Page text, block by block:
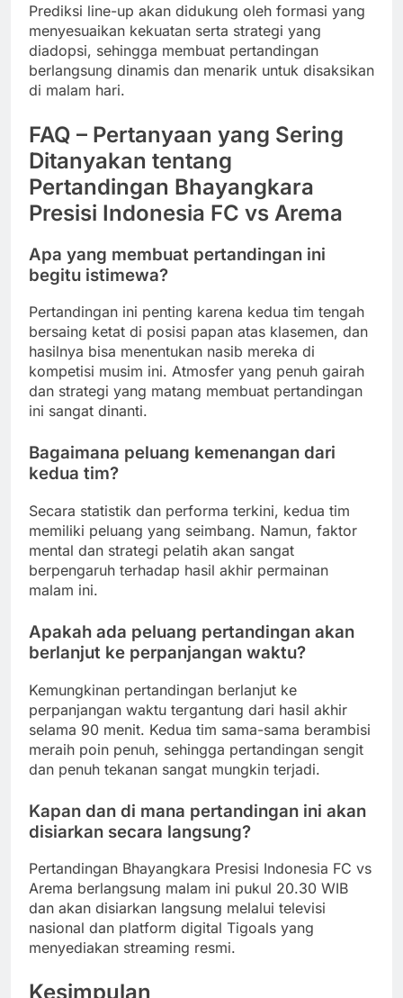
Prediksi line-up akan didukung oleh formasi yang
menyesuaikan kekuatan serta strategi yang
diadopsi, sehingga membuat pertandingan
berlangsung dinamis dan menarik untuk disaksikan
di malam hari.
FAQ – Pertanyaan yang Sering
Ditanyakan tentang
Pertandingan Bhayangkara
Presisi Indonesia FC vs Arema
Apa yang membuat pertandingan ini
begitu istimewa?
Pertandingan ini penting karena kedua tim tengah
bersaing ketat di posisi papan atas klasemen, dan
hasilnya bisa menentukan nasib mereka di
kompetisi musim ini. Atmosfer yang penuh gairah
dan strategi yang matang membuat pertandingan
ini sangat dinanti.
Bagaimana peluang kemenangan dari
kedua tim?
Secara statistik dan performa terkini, kedua tim
memiliki peluang yang seimbang. Namun, faktor
mental dan strategi pelatih akan sangat
berpengaruh terhadap hasil akhir permainan
malam ini.
Apakah ada peluang pertandingan akan
berlanjut ke perpanjangan waktu?
Kemungkinan pertandingan berlanjut ke
perpanjangan waktu tergantung dari hasil akhir
selama 90 menit. Kedua tim sama-sama berambisi
meraih poin penuh, sehingga pertandingan sengit
dan penuh tekanan sangat mungkin terjadi.
Kapan dan di mana pertandingan ini akan
disiarkan secara langsung?
Pertandingan Bhayangkara Presisi Indonesia FC vs
Arema berlangsung malam ini pukul 20.30 WIB
dan akan disiarkan langsung melalui televisi
nasional dan platform digital Tigoals yang
menyediakan streaming resmi.
Kesimpulan